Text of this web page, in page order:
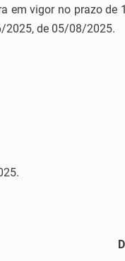
em vigor no prazo
2025, de 05/08/2025.